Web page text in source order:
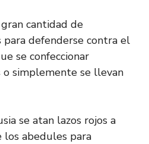
cantidad de
para defenderse contra el
se confeccionar
o simplemente se llevan
se atan lazos rojos a
los abedules para